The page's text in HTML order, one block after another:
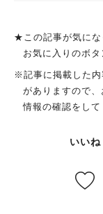
★この記事が気にな
お気に入りのボタ
※記事に掲載した内
がありますので
情報の確認をして
いいね